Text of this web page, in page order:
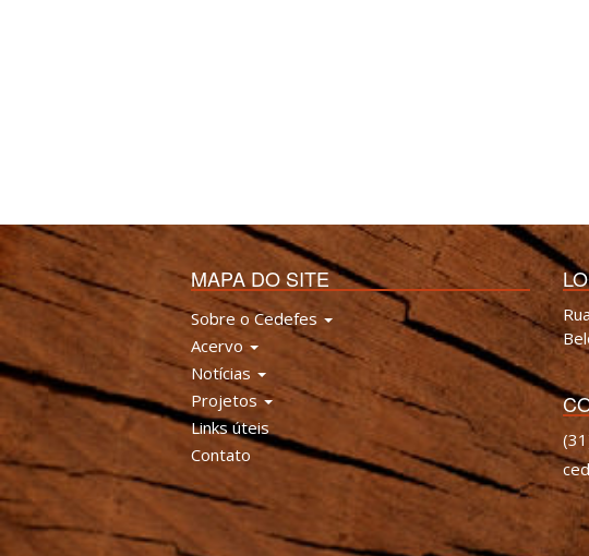
MAPA DO SITE
Sobre o Cedefes
Acervo
Notícias
Projetos
Links úteis
Contato